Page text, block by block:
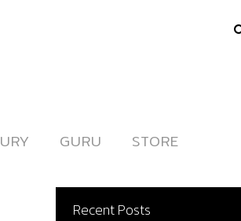
GURU
GURU STORE
STORE
Recent Posts